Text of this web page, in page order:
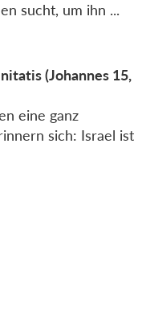
sucht, um ihn ...
(Johannes 15,
eine ganz
sich: Israel ist